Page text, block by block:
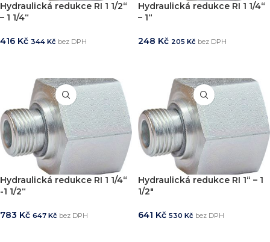
Hydraulická redukce RI 1 1/2“
– 1 1/4“
416 Kč 344 Kč bez DPH
Hydraulická redukce RI 1 1/4“
– 1“
248 Kč 205 Kč bez DPH
Hydraulická redukce RI 1 1/4“
-1 1/2“
783 Kč 647 Kč bez DPH
Hydraulická redukce RI 1“ – 1
1/2″
641 Kč 530 Kč bez DPH